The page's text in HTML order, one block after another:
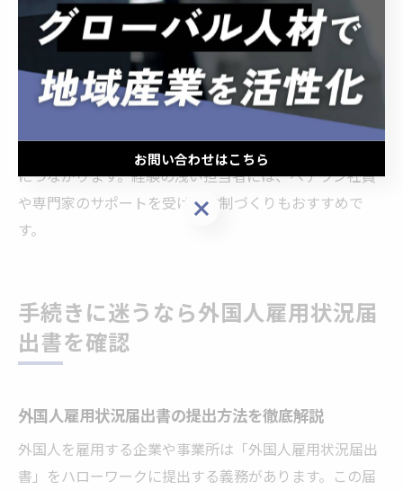
雇用状況届出システムを利用する場合は、システム上で
の入力ミスやファイルのアップロード忘れに注意しまし
ょう。
また、ハローワークの窓口では、提出書類の不備や質問
に迅速に対応できるよう、事前にチェックリストを用意
し、不明点があれば早めに相談することがトラブル防止
につながります。経験の浅い担当者には、ベテラン社員
や専門家のサポートを受ける体制づくりもおすすめで
す。
手続きに迷うなら外国人雇用状況届
出書を確認
外国人雇用状況届出書の提出方法を徹底解説
外国人を雇用する企業や事業所は「外国人雇用状況届出
書」をハローワークに提出する義務があります。この届
お問い合わせはこちら
お問い合わせはこちら